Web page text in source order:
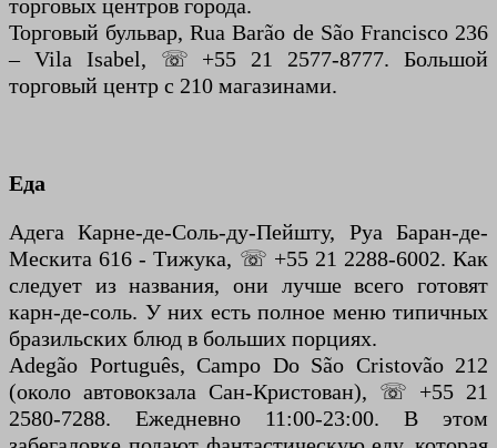
торговых центров города.
Торговый бульвар, Rua Barão de São Francisco 236
– Vila Isabel, ☏ +55 21 2577-8777. Большой
торговый центр с 210 магазинами.
Еда
Адега Карне-де-Соль-ду-Пейшту, Руа Баран-де-
Мескита 616 - Тижука, ☏ +55 21 2288-6002. Как
следует из названия, они лучше всего готовят
карн-де-соль. У них есть полное меню типичных
бразильских блюд в больших порциях.
Adegão Português, Campo Do São Cristovão 212
(около автовокзала Сан-Кристован), ☏ +55 21
2580-7288. Ежедневно 11:00-23:00. В этом